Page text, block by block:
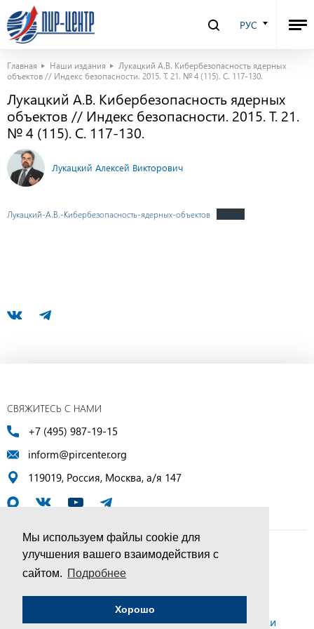
Мы используем файлы cookie для
улучшения вашего взаимодействия с
сайтом. Подробнее
Хорошо
РУС
Главная Наши издания
Лукацкий А.В. Кибербезопасность ядерных
объектов // Индекс безопасности. 2015. Т. 21. № 4 (115). С. 117-130.
Лукацкий А.В. Кибербезопасность ядерных
объектов // Индекс безопасности. 2015. Т. 21.
№ 4 (115). С. 117-130.
Лукацкий Алексей Викторович
Лукацкий-А.В.-Кибербезопасность-ядерных-объектов Скачать
СВЯЖИТЕСЬ С НАМИ
+7 (495) 987-19-15
inform@pircenter.org
119019, Россия, Москва, а/я 147
© ПИР-Центр, 1994–2025 | Все права защищены
Соглашение об обработке персональных данных
Политика конфиденциальности и условия обработки